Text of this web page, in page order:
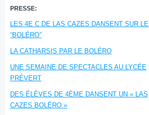
PRESSE:
LES 4E C DE LAS CAZES DANSENT SUR LE
“BOLÉRO”
LA CATHARSIS PAR LE BOLÉRO
UNE SEMAINE DE SPECTACLES AU LYCÉE
PRÉVERT
DES ÉLÈVES DE 4ÈME DANSENT UN « LAS
CAZES BOLÉRO »